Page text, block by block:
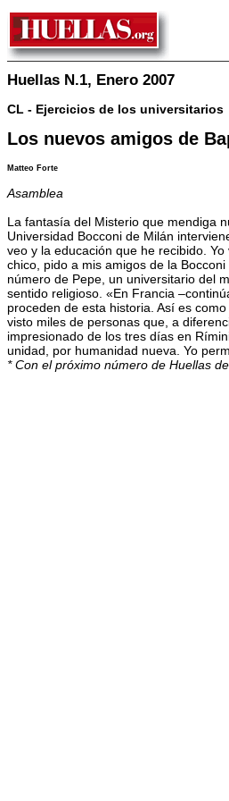
Huellas N.1, Enero 2007
CL - Ejercicios de los universitarios
Los nuevos amigos de
Matteo Forte
Asamblea
La fantasía del Misterio que mendiga
Universidad Bocconi de Milán
veo y la educación que he recibido.
chico, pido a mis amigos de la
número de Pepe, un universitario del
sentido religioso. «En Francia
proceden de esta historia. Así es
visto miles de personas que, a
impresionado de los tres días en
unidad, por humanidad nueva. Yo
* Con el próximo número de Huellas